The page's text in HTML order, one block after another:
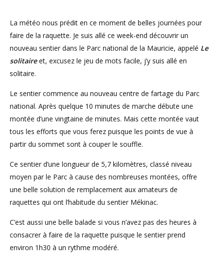
La météo nous prédit en ce moment de belles journées pour
faire de la raquette. Je suis allé ce week-end découvrir un
nouveau sentier dans le Parc national de la Mauricie, appelé Le
solitaireet, excusez le jeu de mots facile, j’y suis allé en
solitaire.
Le sentier commence au nouveau centre de fartage du Parc
national. Après quelque 10 minutes de marche débute une
montée d’une vingtaine de minutes. Mais cette montée vaut
tous les efforts que vous ferez puisque les points de vue à
partir du sommet sont à couper le souffle.
Ce sentier d’une longueur de 5,7 kilomètres, classé niveau
moyen par le Parc à cause des nombreuses montées, offre
une belle solution de remplacement aux amateurs de
raquettes qui ont l’habitude du sentier Mékinac.
C’est aussi une belle balade si vous n’avez pas des heures à
consacrer à faire de la raquette puisque le sentier prend
environ 1h30 à un rythme modéré.